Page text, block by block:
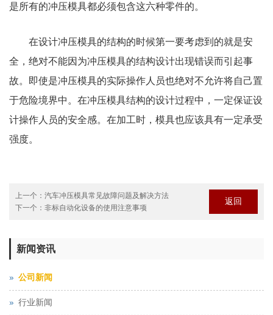
是所有的冲压模具都必须包含这六种零件的。
在设计冲压模具的结构的时候第一要考虑到的就是安
全，绝对不能因为冲压模具的结构设计出现错误而引起事
故。即使是冲压模具的实际操作人员也绝对不允许将自己置
于危险境界中。在冲压模具结构的设计过程中，一定保证设
计操作人员的安全感。在加工时，模具也应该具有一定承受
强度。
上一个： 汽车冲压模具常见故障问题及解决方法
下一个： 非标自动化设备的使用注意事项
返回
新闻资讯
公司新闻
行业新闻